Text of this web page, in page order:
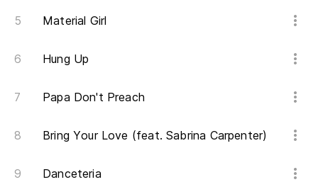
Material Girl
Hung Up
Papa Don't Preach
Bring Your Love (feat. Sabrina Carpenter)
Danceteria